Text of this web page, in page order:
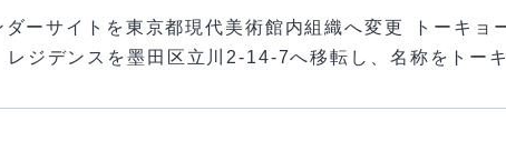
ーサイトを東京都現代美術館内組織へ変更 トーキ
ジデンスを墨田区立川2-14-7へ移転し、名称をトー